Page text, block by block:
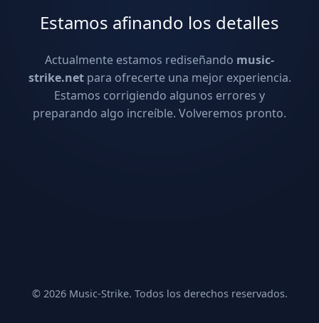
Estamos afinando los detalles
Actualmente estamos rediseñando music-
strike.netpara ofrecerte una mejor experiencia.
Estamos corrigiendo algunos errores y
preparando algo increíble. Volveremos pronto.
© 2026 Music-Strike. Todos los derechos reservados.